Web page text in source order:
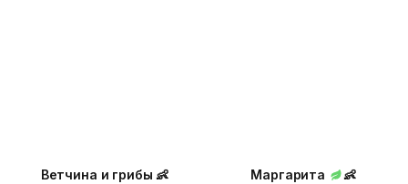
Ветчина и грибы 👶 Маргарита 👶